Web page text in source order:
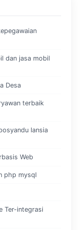
dan jasa mobil
Desa
terbaik
lansia
Web
php mysql
Ter-integrasi